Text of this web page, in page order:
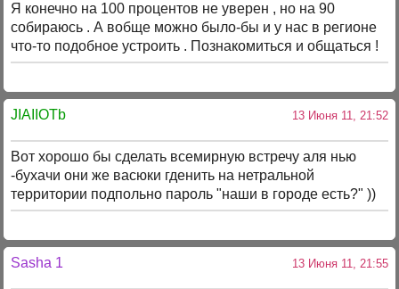
Я конечно на 100 процентов не уверен , но на 90
собираюсь . А вобще можно было-бы и у нас в регионе
что-то подобное устроить . Познакомиться и общаться !
JIAIIOTb 13 Июня 11, 21:52
Вот хорошо бы сделать всемирную встречу аля нью
-бухачи они же васюки гденить на нетральной
территории подпольно пароль "наши в городе есть?" ))
Sasha 1 13 Июня 11, 21:55